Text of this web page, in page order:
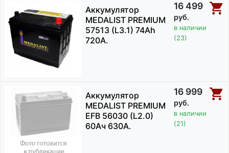
Аккумулятор
MEDALIST PREMIUM
57513 (L3.1) 74Ah
720A.
16 499
руб.
в наличии
(23)
Аккумулятор
MEDALIST PREMIUM
EFB 56030 (L2.0)
60Ач 630А.
16 999
руб.
в наличии
(21)